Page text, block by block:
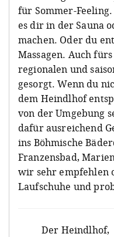
für Sommer-
es dir in der Sauna
machen. Oder du
Massagen. Auch
regionalen und
gesorgt. Wenn du
dem Heindlhof
von der Umgebung
dafür ausreichend
ins Böhmische
Franzensbad,
wir sehr empfehlen
Laufschuhe und
Der Heindlhof,